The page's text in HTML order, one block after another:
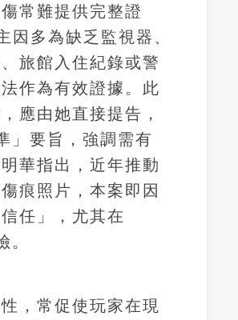
常難提供完整證
多為缺乏監視器、
旅館入住紀錄或警
作為有效證據。此
應由她直接提告，
」要旨，強調需有
華指出，近年推動
痕照片，本案即因
任」，尤其在
，常促使玩家在現